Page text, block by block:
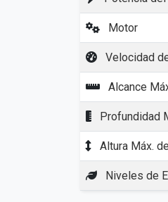
Motor
Velocidad
Alcance
Profundidad
Altura Máx.
Niveles de